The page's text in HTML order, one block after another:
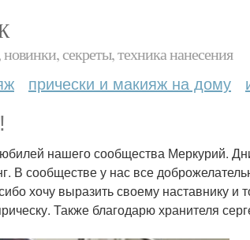
секреты, техника нанесения
прически и макияж на дому
нашего сообщества Меркурий.
В сообществе у нас все
хочу выразить своему наставнику и
Также благодарю хранителя